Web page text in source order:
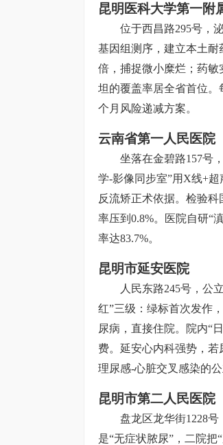
昆明医科大学第一附
位于西昌路295号，
基因组测序，建立本土耐
倍，捕捉微小糜烂；药
坦的覆盖率居全省首位。
个月风险递减方案。
云南省第一人民医院
坐落在金碧路157号
学-影像同步室”用X线+
反流矫正术依据。检验
率压到0.8%。医院自研“
率达83.7%。
昆明市延安医院
人民东路245号，公
红”三级：绿标首次发作
尿病，直接住院。院内“
费。延安心内科强势，
理尿感-心脏交叉感染的公
昆明市第二人民医院
盘龙区龙华街1228
是“无症状脓尿”，二院把